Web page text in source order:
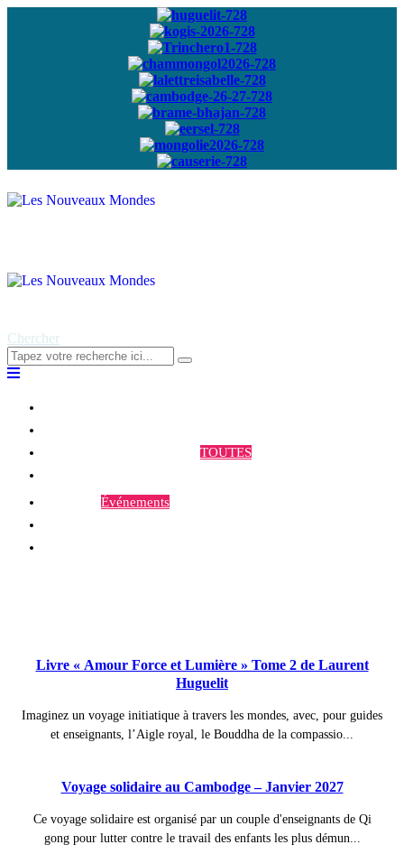
Abonnez-vous à
Chercher
TOUTES
Événements
Livre « Amour Force et Lumière » Tome 2 de Laurent
Huguelit
Imaginez un voyage initiatique à travers les mondes, avec, pour guides
et enseignants, l’Aigle royal, le Bouddha de la compassio...
Voyage solidaire au Cambodge – Janvier 2027
Ce voyage solidaire est organisé par un couple d'enseignants de Qi
gong pour lutter contre le travail des enfants les plus démun...